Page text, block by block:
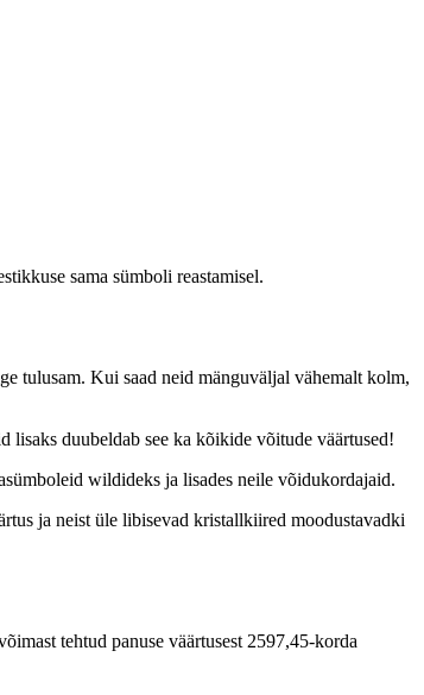
sama sümboli reastamisel.
tulusam. Kui saad neid mänguväljal vähemalt kolm,
duubeldab see ka kõikide võitude väärtused!
wildideks ja lisades neile võidukordajaid.
ja neist üle libisevad kristallkiired moodustavadki
tehtud panuse väärtusest 2597,45-korda